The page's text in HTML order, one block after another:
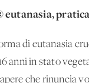
eutanasia,
di eutanasia
anni in stato
che rinuncia